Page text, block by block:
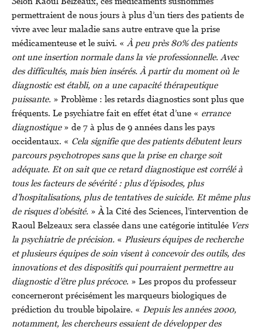
permettraient de nous jours à plus d’un tiers des patients de
vivre avec leur maladie sans autre entrave que la prise
médicamenteuse et le suivi. «À peu près 80% des patients
ont une insertion normale dans la vie professionnelle. Avec
des difficultés, mais bien insérés. À partir du moment où le
diagnostic est établi, on a une capacité thérapeutique
puissante. » Problème : les retards diagnostics sont plus que
fréquents. Le psychiatre fait en effet état d’une « errance
diagnostique» de 7 à plus de 9 années dans les pays
occidentaux. « Cela signifie que des patients débutent leurs
parcours psychotropes sans que la prise en charge soit
adéquate. Et on sait que ce retard diagnostique est corrélé à
tous les facteurs de sévérité : plus d’épisodes, plus
d’hospitalisations, plus de tentatives de suicide. Et même plus
de risques d’obésité. » À la Cité des Sciences, l’intervention de
Raoul Belzeaux sera classée dans une catégorie intitulée Vers
la psychiatrie de précision. « Plusieurs équipes de recherche
et plusieurs équipes de soin visent à concevoir des outils, des
innovations et des dispositifs qui pourraient permettre au
diagnostic d’être plus précoce. » Les propos du professeur
concerneront précisément les marqueurs biologiques de
prédiction du trouble bipolaire. « Depuis les années 2000,
notamment, les chercheurs essaient de développer des